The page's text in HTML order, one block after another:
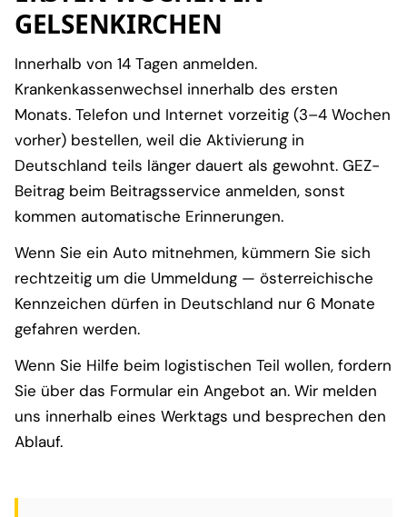
GELSENKIRCHEN
Innerhalb von 14 Tagen anmelden.
Krankenkassenwechsel innerhalb des ersten
Monats. Telefon und Internet vorzeitig (3–4 Wochen
vorher) bestellen, weil die Aktivierung in
Deutschland teils länger dauert als gewohnt. GEZ-
Beitrag beim Beitragsservice anmelden, sonst
kommen automatische Erinnerungen.
Wenn Sie ein Auto mitnehmen, kümmern Sie sich
rechtzeitig um die Ummeldung — österreichische
Kennzeichen dürfen in Deutschland nur 6 Monate
gefahren werden.
Wenn Sie Hilfe beim logistischen Teil wollen, fordern
Sie über das Formular ein Angebot an. Wir melden
uns innerhalb eines Werktags und besprechen den
Ablauf.